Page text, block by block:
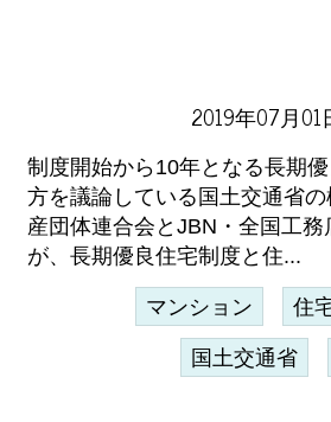
2019年07月01
制度開始から10年となる長期
方を議論している国土交通省
産団体連合会とJBN・全国工
が、長期優良住宅制度と住...
マンション 住
国土交通省